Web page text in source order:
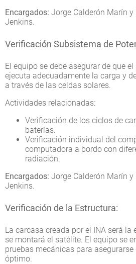
Encargados: Jorge Calderón Marín
Jenkins.
Verificación Subsistema de
El equipo se debe asegurar de que
ejecuta adecuadamente la carga y
a través de las celdas solares.
Actividades relacionadas:
Verificación de los ciclos de
baterías.
Verificación individual del
computadora a bordo con
radiación.
Encargados: Jorge Calderón Marín
Jenkins.
Verificación de la Estructura:
La carcasa creada por el INA será la
se montará el satélite. El equipo se
pruebas mecánicas para
óptimo.